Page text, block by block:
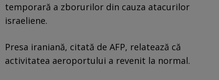
temporară a zborurilor din cauza atacurilor
israeliene.
Presa iraniană, citată de AFP, relatează că
activitatea aeroportului a revenit la normal.